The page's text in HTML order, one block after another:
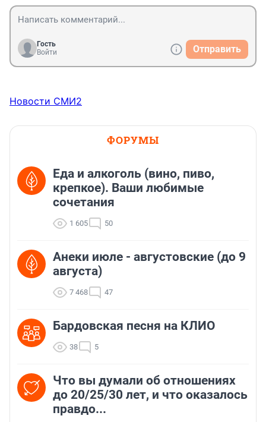
Гость
Войти
Отправить
Новости СМИ2
ФОРУМЫ
Еда и алкоголь (вино, пиво,
крепкое). Ваши любимые
сочетания
1 605 50
Анеки июле - августовские (до 9
августа)
7 468 47
Бардовская песня на КЛИО
38 5
Что вы думали об отношениях
до 20/25/30 лет, и что оказалось
правдо...